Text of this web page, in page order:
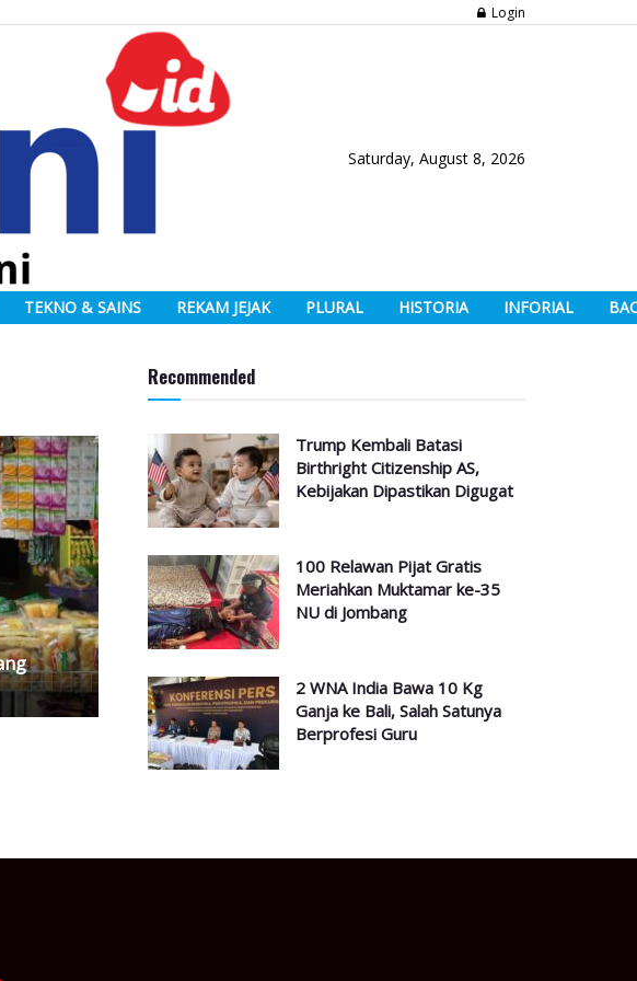
Login
Saturday, August 8, 2026
TEKNO & SAINS REKAM JEJAK PLURAL HISTORIA INFORIAL
Recommended
Trump Kembali Batasi
Birthright Citizenship AS,
Kebijakan Dipastikan Digugat
100 Relawan Pijat Gratis
Meriahkan Muktamar ke-35
NU di Jombang
2 WNA India Bawa 10 Kg
Ganja ke Bali, Salah Satunya
Berprofesi Guru